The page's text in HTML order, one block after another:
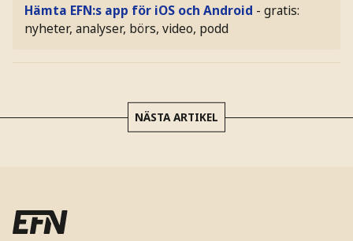
Hämta EFN:s app för iOS och Android - gratis:
nyheter, analyser, börs, video, podd
NÄSTA ARTIKEL